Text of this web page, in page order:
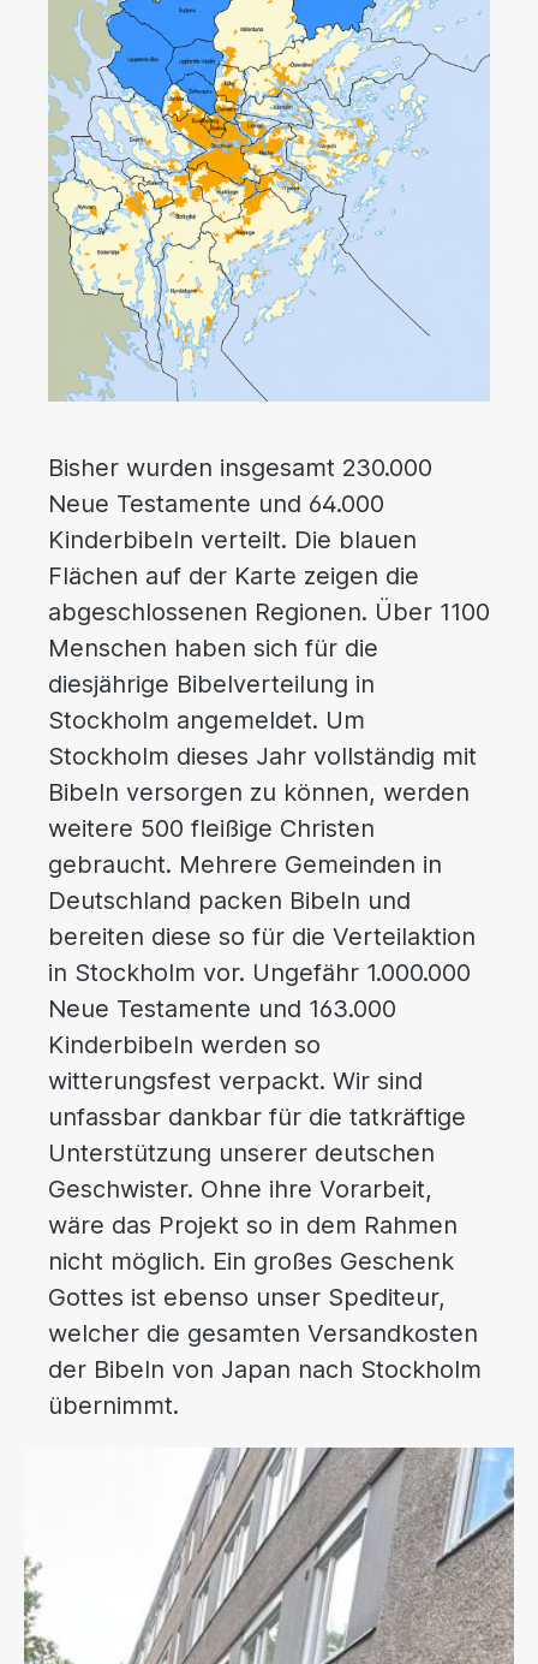
Bisher wurden insgesamt 230.000
Neue Testamente und 64.000
Kinderbibeln verteilt. Die blauen
Flächen auf der Karte zeigen die
abgeschlossenen Regionen. Über 1100
Menschen haben sich für die
diesjährige Bibelverteilung in
Stockholm angemeldet. Um
Stockholm dieses Jahr vollständig mit
Bibeln versorgen zu können, werden
weitere 500 fleißige Christen
gebraucht. Mehrere Gemeinden in
Deutschland packen Bibeln und
bereiten diese so für die Verteilaktion
in Stockholm vor. Ungefähr 1.000.000
Neue Testamente und 163.000
Kinderbibeln werden so
witterungsfest verpackt. Wir sind
unfassbar dankbar für die tatkräftige
Unterstützung unserer deutschen
Geschwister. Ohne ihre Vorarbeit,
wäre das Projekt so in dem Rahmen
nicht möglich. Ein großes Geschenk
Gottes ist ebenso unser Spediteur,
welcher die gesamten Versandkosten
der Bibeln von Japan nach Stockholm
übernimmt.